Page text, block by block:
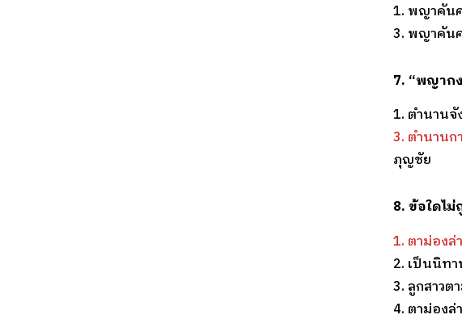
1. พญาคัน
3. พญาคัน
7. “พญาก
1. ตำนาน
3. ตำนานก
ภุญชัย
8. ข้อใดไ
1. ตาม่องล่
2. เป็นนิท
3. ลูกสาวต
4. ตาม่องล่